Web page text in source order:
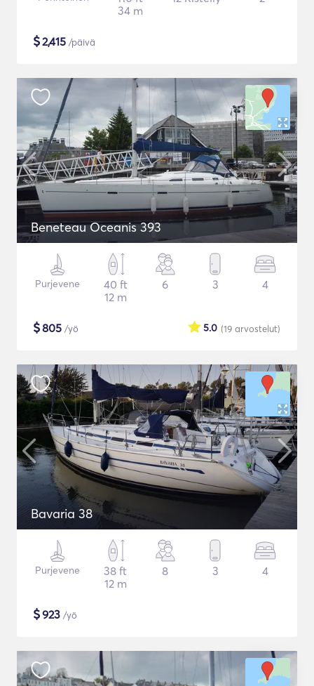
34 m
$2,415 /päivä
Beneteau Oceanis 393
Purjevene
40 ft
12 m
6 3 4
$805 /yö (19 arvostelut)
5.0
Bavaria 38
Purjevene
38 ft
12 m
8 3 4
$923 /yö